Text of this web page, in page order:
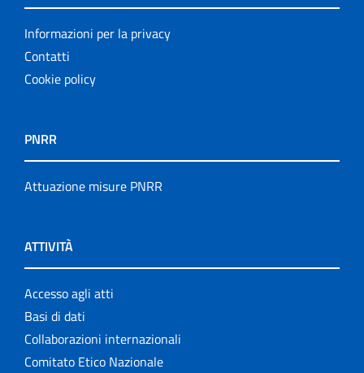
Informazioni per la privacy
Contatti
Cookie policy
PNRR
Attuazione misure PNRR
ATTIVITÀ
Accesso agli atti
Basi di dati
Collaborazioni internazionali
Comitato Etico Nazionale